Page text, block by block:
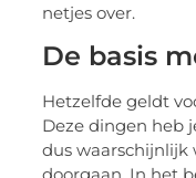
netjes over.
De basis
Hetzelfde geldt
Deze dingen heb
dus waarschijnlijk